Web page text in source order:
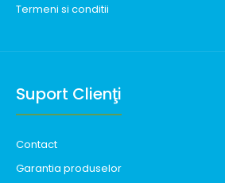
Termeni si conditii
Suport Clienţi
Contact
Garantia produselor